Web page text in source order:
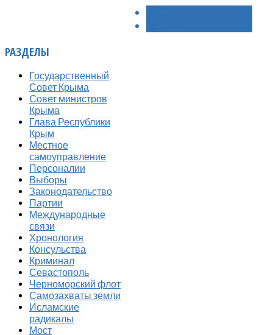
РАЗДЕЛЫ
Государственный
Совет Крыма
Совет министров
Крыма
Глава Республики
Крым
Местное
самоуправление
Персоналии
Выборы
Законодательство
Партии
Международные
связи
Хронология
Консульства
Криминал
Севастополь
Черноморский флот
Самозахваты земли
Исламские
радикалы
Мост